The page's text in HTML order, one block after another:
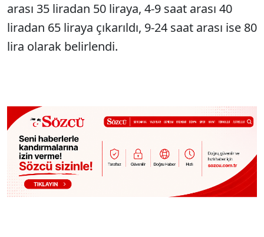
arası 35 liradan 50 liraya, 4-9 saat arası 40
liradan 65 liraya çıkarıldı, 9-24 saat arası ise 80
lira olarak belirlendi.